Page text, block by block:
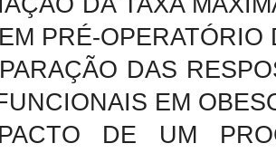
PRÉ-
DAS
EM
DE UM